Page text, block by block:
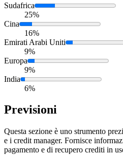
Sudafrica
25%
Cina
16%
Emirati Arabi Uniti
9%
Europa
9%
India
6%
Previsioni
Questa sezione è uno strumento
e i credit manager. Fornisce
pagamento e di recupero crediti in